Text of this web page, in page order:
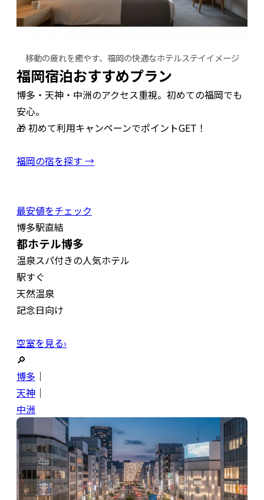
移動の疲れを癒やす、福岡の快適なホテルステイイメージ
福岡宿泊おすすめプラン
博多・天神・中洲のアクセス重視。初めての福岡でも
安心。
🎁 初めて利用キャンペーンでポイントGET！
福岡の宿を探す →
最安値をチェック
博多駅直結
都ホテル博多
温泉スパ付きの人気ホテル
駅すぐ
天然温泉
記念日向け
空室を見る›
🔎
博多 ｜
天神｜
中洲